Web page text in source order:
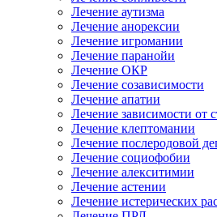
Лечение аутизма
Лечение анорексии
Лечение игромании
Лечение паранойи
Лечение ОКР
Лечение созависимости
Лечение апатии
Лечение зависимости от
Лечение клептомании
Лечение послеродовой
Лечение социофобии
Лечение алекситимии
Лечение астении
Лечение истерических